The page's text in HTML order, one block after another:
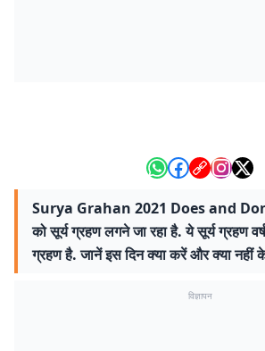
Surya Grahan 2021 Does and
को सूर्य ग्रहण लगने जा रहा है. ये सूर्य ग्रहण
ग्रहण है. जानें इस दिन क्या करें और क्या नहीं
विज्ञापन